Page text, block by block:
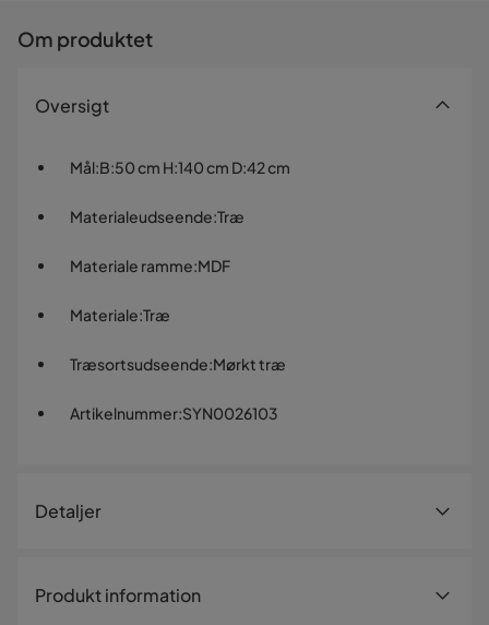
Om produktet
Oversigt
Mål:B:50 cm H:140 cm D:42 cm
Materialeudseende:Træ
Materiale ramme:MDF
Materiale:Træ
Træsortsudseende:Mørkt træ
Artikelnummer:SYN0026103
Detaljer
Størrelse
Produkt information